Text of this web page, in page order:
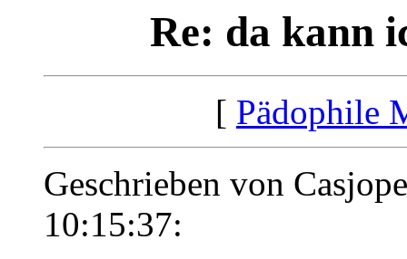
Re: da kann
[ Pädophile
Geschrieben von
10:15:37: